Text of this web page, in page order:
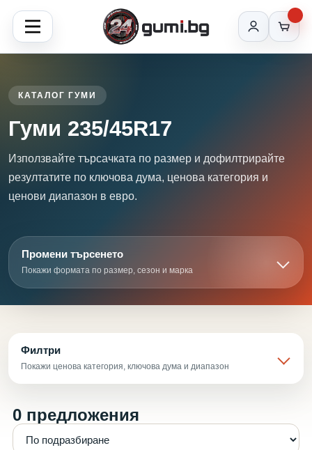
КАТАЛОГ ГУМИ
Гуми 235/45R17
Използвайте търсачката по размер и дофилтрирайте
резултатите по ключова дума, ценова категория и
ценови диапазон в евро.
Промени търсенето
Покажи формата по размер, сезон и марка
Филтри
Покажи ценова категория, ключова дума и диапазон
0 предложения